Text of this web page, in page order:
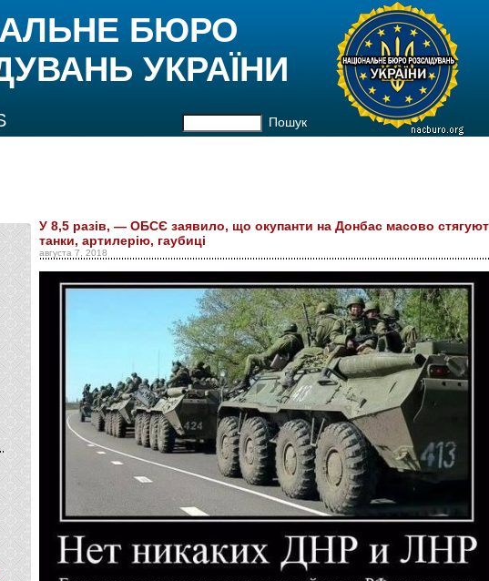
Пошук
БЮРО
УКРАЇНИ
У 8,5 разів, — ОБСЄ заявило, що окупанти на Донбас масово
танки, артилерію, гаубиці
августа 7, 2018